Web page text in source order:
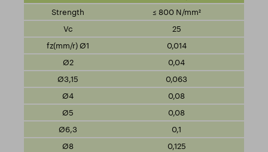
≤ 800 N/mm²
25
0,014
0,04
0,063
0,08
0,08
0,1
0,125